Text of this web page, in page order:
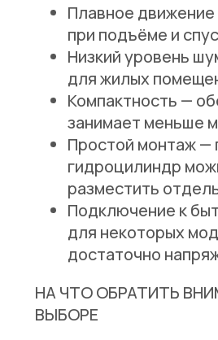
Плавное движение
при подъёме и
Низкий уровень
для жилых
Компактность —
занимает меньше
Простой монтаж—
гидроцилиндр
разместить
Подключение к
для некоторых
достаточно
НА ЧТО ОБРАТИТЬ
ВЫБОРЕ